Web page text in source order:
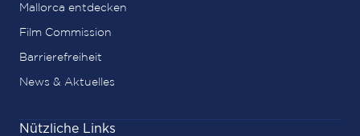
Mallorca entdecken
Film Commission
Barrierefreiheit
News & Aktuelles
Nützliche Links